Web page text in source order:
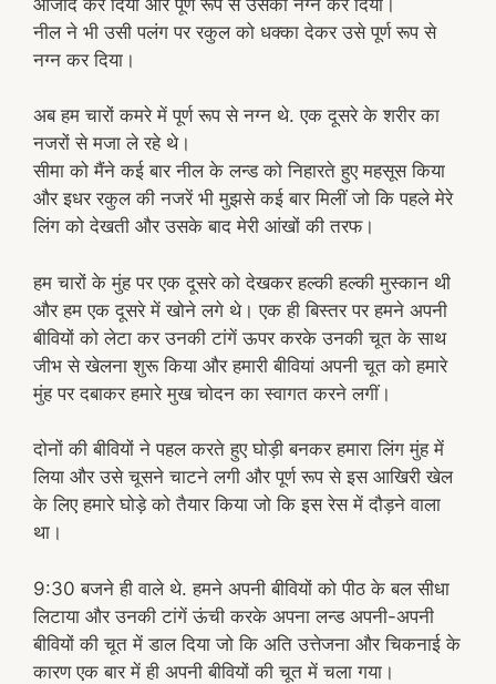
नील ने भी उसी पलंग पर रकुल को धक्का देकर उसे पूर्ण रूप से
नग्न कर दिया।
अब हम चारों कमरे में पूर्ण रूप से नग्न थे. एक दूसरे के शरीर का
नजरों से मजा ले रहे थे।
सीमा को मैंने कई बार नील के लन्ड को निहारते हुए महसूस किया
और इधर रकुल की नजरें भी मुझसे कई बार मिलीं जो कि पहले मेरे
लिंग को देखती और उसके बाद मेरी आंखों की तरफ।
हम चारों के मुंह पर एक दूसरे को देखकर हल्की हल्की मुस्कान थी
और हम एक दूसरे में खोने लगे थे। एक ही बिस्तर पर हमने अपनी
बीवियों को लेटा कर उनकी टांगें ऊपर करके उनकी चूत के साथ
जीभ से खेलना शुरू किया और हमारी बीवियां अपनी चूत को हमारे
मुंह पर दबाकर हमारे मुख चोदन का स्वागत करने लगीं।
दोनों की बीवियों ने पहल करते हुए घोड़ी बनकर हमारा लिंग मुंह में
लिया और उसे चूसने चाटने लगी और पूर्ण रूप से इस आखिरी खेल
के लिए हमारे घोड़े को तैयार किया जो कि इस रेस में दौड़ने वाला
था।
9:30 बजने ही वाले थे. हमने अपनी बीवियों को पीठ के बल सीधा
लिटाया और उनकी टांगें ऊंची करके अपना लन्ड अपनी-अपनी
बीवियों की चूत में डाल दिया जो कि अति उत्तेजना और चिकनाई के
कारण एक बार में ही अपनी बीवियों की चूत में चला गया।